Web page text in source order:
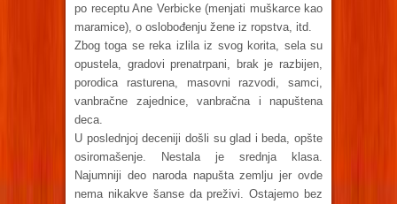
po receptu Ane Verbicke (menjati muškarce kao
maramice), o oslobođenju žene iz ropstva, itd.
Zbog toga se reka izlila iz svog korita, sela su
opustela, gradovi prenatrpani, brak je razbijen,
porodica rasturena, masovni razvodi, samci,
vanbračne zajednice, vanbračna i napuštena
deca.
U poslednjoj deceniji došli su glad i beda, opšte
osiromašenje. Nestala je srednja klasa.
Najumniji deo naroda napušta zemlju jer ovde
nema nikakve šanse da preživi. Ostajemo bez